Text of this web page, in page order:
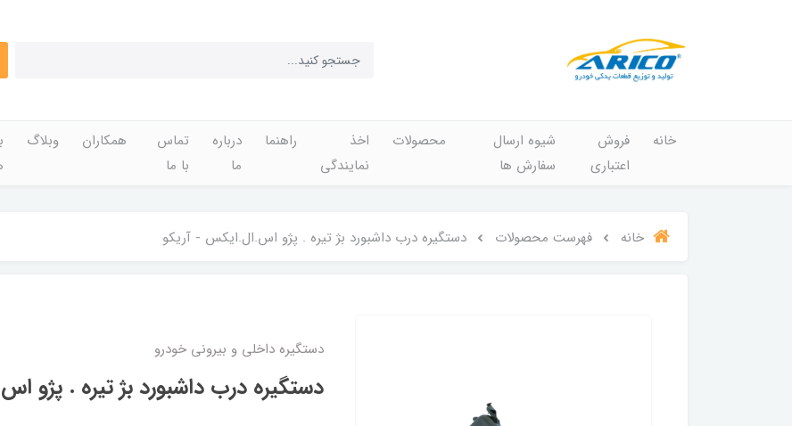
خانه
فروش
اعتباری
شیوه ارسال
سفارش ها
محصولات
اخذ
نمایندگی
راهنما
درباره
ما
تماس
با ما
همکاران وبلاگ
خانه فهرست محصولات دستگیره درب داشبورد بژ تیره . پژو اس.ال.ایکس - آریکو
دستگیره داخلی و بیرونی خودرو
دستگیره درب داشبورد بژ تیره . پژو